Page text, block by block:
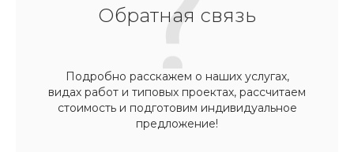
Обратная связь
Подробно расскажем о наших услугах,
видах работ и типовых проектах, рассчитаем
стоимость и подготовим индивидуальное
предложение!